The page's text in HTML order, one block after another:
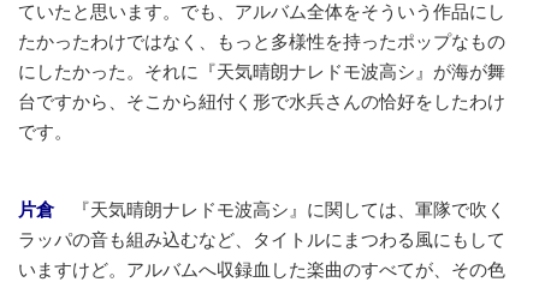
ていたと思います。でも、アルバム全体をそういう作品にし
たかったわけではなく、もっと多様性を持ったポップなもの
にしたかった。それに『天気晴朗ナレドモ波高シ』が海が舞
台ですから、そこから紐付く形で水兵さんの恰好をしたわけ
です。
片倉『天気晴朗ナレドモ波高シ』に関しては、軍隊で吹く
ラッパの音も組み込むなど、タイトルにまつわる風にもして
いますけど。アルバムへ収録血した楽曲のすべてが、その色